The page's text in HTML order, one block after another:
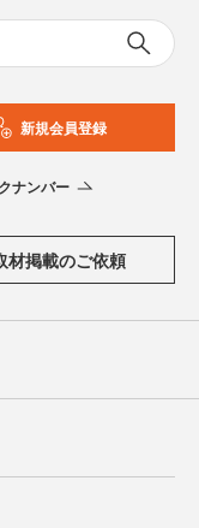
新規会員登録
ナンバー
材掲載のご依頼